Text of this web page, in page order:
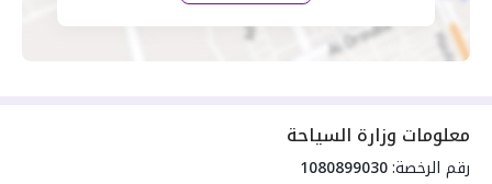
معلومات وزارة السياحة
رقم الرخصة:1080899030